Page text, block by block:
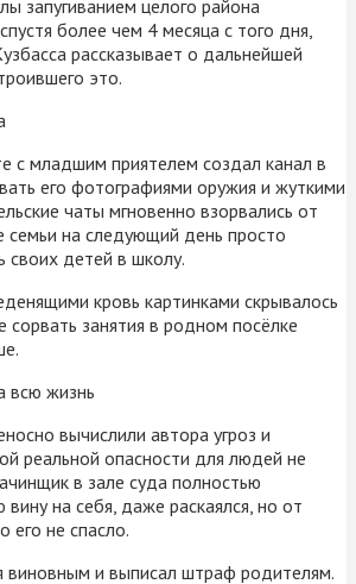
запугиванием целого района
более чем 4 месяца с того дня,
рассказывает о дальнейшей
это.
с младшим приятелем создал канал в
его фотографиями оружия и жуткими
чаты мгновенно взорвались от
семьи на следующий день просто
своих детей в школу.
кровь картинками скрывалось
сорвать занятия в родном посёлке
всю жизнь
вычислили автора угроз и
реальной опасности для людей не
в зале суда полностью
вину на себя, даже раскаялся, но от
его не спасло.
виновным и выписал штраф родителям.